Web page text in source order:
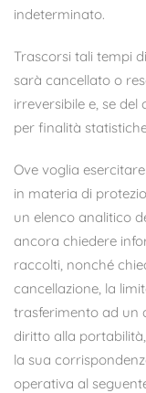
indeterminato.
Trascorsi tali tempi
sarà cancellato o
irreversibile e, se
per finalità
Ove voglia
in materia di
un elenco analitico
ancora chiedere
raccolti, nonché
cancellazione, la
trasferimento ad un
diritto alla
la sua
operativa al